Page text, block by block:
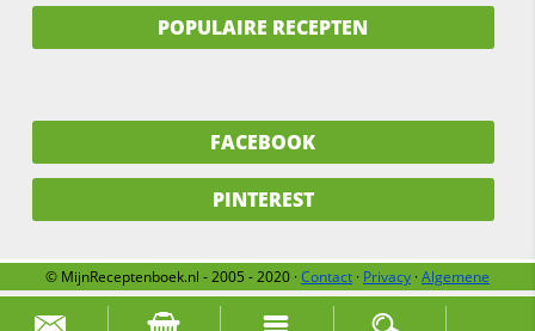
Zoek naar:
POPULAIRE RECEPTEN
FACEBOOK
PINTEREST
© MijnReceptenboek.nl - 2005 - 2020 ·Contact · Privacy ·Algemene
voorwaarden
Over ons